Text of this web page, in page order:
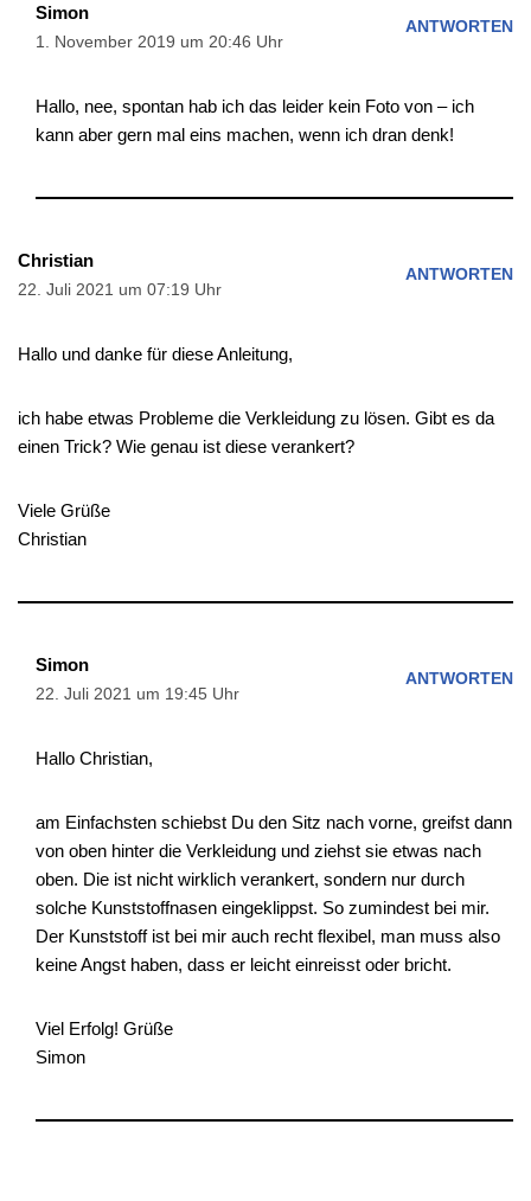
Simon
1. November 2019 um 20:46 Uhr
ANTWORTEN
Hallo, nee, spontan hab ich das leider kein Foto von – ich
kann aber gern mal eins machen, wenn ich dran denk!
Christian
22. Juli 2021 um 07:19 Uhr
ANTWORTEN
Hallo und danke für diese Anleitung,
ich habe etwas Probleme die Verkleidung zu lösen. Gibt es da
einen Trick? Wie genau ist diese verankert?
Viele Grüße
Christian
Simon
22. Juli 2021 um 19:45 Uhr
ANTWORTEN
Hallo Christian,
am Einfachsten schiebst Du den Sitz nach vorne, greifst dann
von oben hinter die Verkleidung und ziehst sie etwas nach
oben. Die ist nicht wirklich verankert, sondern nur durch
solche Kunststoffnasen eingeklippst. So zumindest bei mir.
Der Kunststoff ist bei mir auch recht flexibel, man muss also
keine Angst haben, dass er leicht einreisst oder bricht.
Viel Erfolg! Grüße
Simon